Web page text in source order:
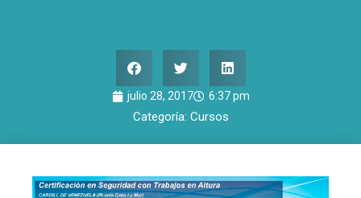
julio 28, 2017 6:37 pm
Categoría: Cursos